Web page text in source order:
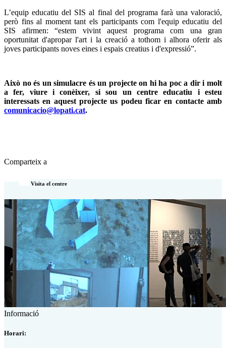
L’equip educatiu del SIS al final del programa farà una valoració,
però fins al moment tant els participants com l'equip educatiu del
SIS afirmen: “estem vivint aquest programa com una gran
oportunitat d'apropar l'art i la creació a tothom i alhora oferir als
joves participants noves eines i espais creatius i d'expressió”.
Això no és un simulacre és un projecte on hi ha poc a dir i molt
a fer, viure i conèixer, si sou un centre educatiu i esteu
interessats en aquest projecte us podeu ficar en contacte amb
comunicacio@lopati.cat.
Comparteix a
Visita el centre
Informació
Horari: